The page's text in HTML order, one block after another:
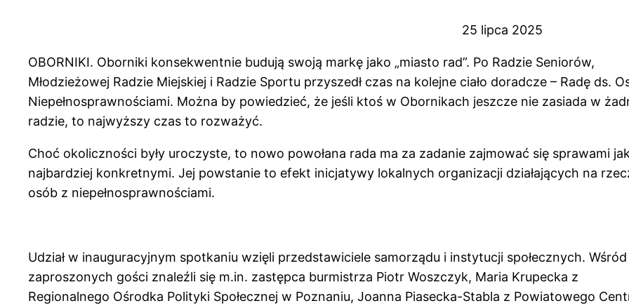
25 lipca 2025
OBORNIKI. Oborniki konsekwentnie budują swoją markę jako „miasto rad”. Po Radzie Seniorów,
Młodzieżowej Radzie Miejskiej i Radzie Sportu przyszedł czas na kolejne ciało doradcze – Radę ds.
Niepełnosprawnościami. Można by powiedzieć, że jeśli ktoś w Obornikach jeszcze nie zasiada w
radzie, to najwyższy czas to rozważyć.
Choć okoliczności były uroczyste, to nowo powołana rada ma za zadanie zajmować się sprawami jak
najbardziej konkretnymi. Jej powstanie to efekt inicjatywy lokalnych organizacji działających na
osób z niepełnosprawnościami.
Udział w inauguracyjnym spotkaniu wzięli przedstawiciele samorządu i instytucji społecznych. Wśród
zaproszonych gości znaleźli się m.in. zastępca burmistrza Piotr Woszczyk, Maria Krupecka z
Regionalnego Ośrodka Polityki Społecznej w Poznaniu, Joanna Piasecka-Stabla z Powiatowego